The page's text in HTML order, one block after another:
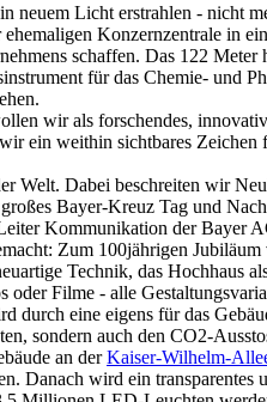
neuem Licht erstrahlen - nicht
Konzernzentrale in
schaffen. Das 122
für das Chemie- und
wir als forschendes,
ein weithin sichtbares Zeichen
Welt. Dabei beschreiten wir
Bayer-Kreuz Tag und
Kommunikation der Bayer
Zum 100jährigen Jubiläum
Technik, das Hochhaus
Filme - alle
durch eine eigens für das
sondern auch den CO2-
an derKaiser-Wilhelm-
Danach wird ein transparentes